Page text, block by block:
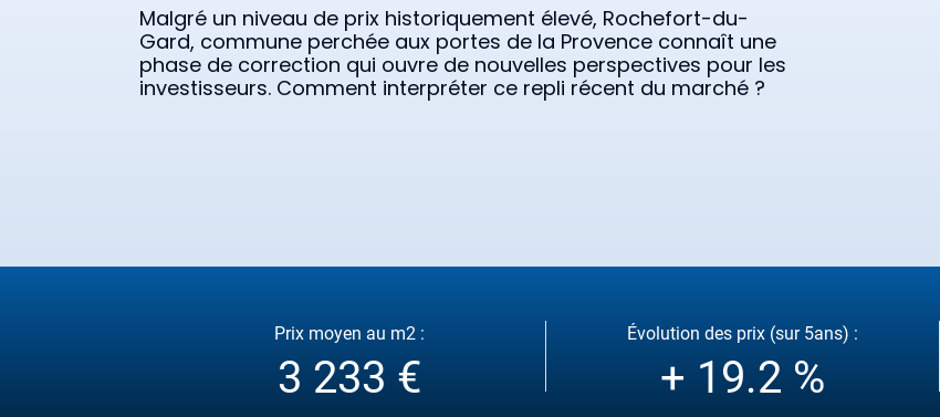
Malgré un niveau de prix historiquement élevé, Rochefort-du-
Gard, commune perchée aux portes de la Provence connaît une
phase de correction qui ouvre de nouvelles perspectives pour les
investisseurs. Comment interpréter ce repli récent du marché ?
Prix moyen au m2 :
3 233 €
Évolution des prix (sur 5ans) :
+ 19.2 %